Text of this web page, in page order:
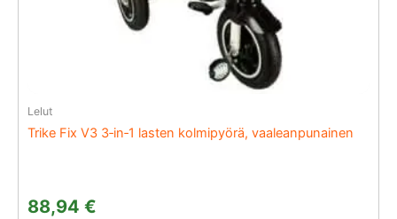
Lelut
Trike Fix V3 3‑in‑1 lasten kolmipyörä, vaaleanpunainen
88,94 €